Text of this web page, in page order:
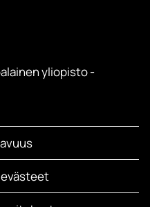
yliopisto -